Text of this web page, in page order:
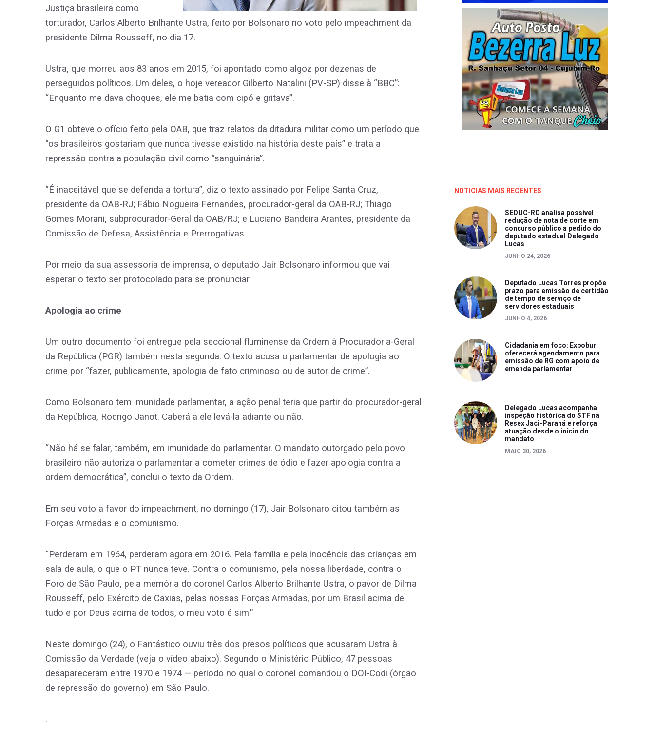
Justiça brasileira como
torturador, Carlos Alberto Brilhante Ustra, feito por Bolsonaro no voto pelo impeachment da
presidente Dilma Rousseff, no dia 17.
Ustra, que morreu aos 83 anos em 2015, foi apontado como algoz por dezenas de
perseguidos políticos. Um deles, o hoje vereador Gilberto Natalini (PV-SP) disse à “BBC”:
“Enquanto me dava choques, ele me batia com cipó e gritava”.
O G1 obteve o ofício feito pela OAB, que traz relatos da ditadura militar como um período que
“os brasileiros gostariam que nunca tivesse existido na história deste país” e trata a
repressão contra a população civil como “sanguinária”.
“É inaceitável que se defenda a tortura”, diz o texto assinado por Felipe Santa Cruz,
presidente da OAB-RJ; Fábio Nogueira Fernandes, procurador-geral da OAB-RJ; Thiago
Gomes Morani, subprocurador-Geral da OAB/RJ; e Luciano Bandeira Arantes, presidente da
Comissão de Defesa, Assistência e Prerrogativas.
Por meio da sua assessoria de imprensa, o deputado Jair Bolsonaro informou que vai
esperar o texto ser protocolado para se pronunciar.
Apologia ao crime
Um outro documento foi entregue pela seccional fluminense da Ordem à Procuradoria-Geral
da República (PGR) também nesta segunda. O texto acusa o parlamentar de apologia ao
crime por “fazer, publicamente, apologia de fato criminoso ou de autor de crime”.
Como Bolsonaro tem imunidade parlamentar, a ação penal teria que partir do procurador-geral
da República, Rodrigo Janot. Caberá a ele levá-la adiante ou não.
“Não há se falar, também, em imunidade do parlamentar. O mandato outorgado pelo povo
brasileiro não autoriza o parlamentar a cometer crimes de ódio e fazer apologia contra a
ordem democrática”, conclui o texto da Ordem.
Em seu voto a favor do impeachment, no domingo (17), Jair Bolsonaro citou também as
Forças Armadas e o comunismo.
“Perderam em 1964, perderam agora em 2016. Pela família e pela inocência das crianças em
sala de aula, o que o PT nunca teve. Contra o comunismo, pela nossa liberdade, contra o
Foro de São Paulo, pela memória do coronel Carlos Alberto Brilhante Ustra, o pavor de Dilma
Rousseff, pelo Exército de Caxias, pelas nossas Forças Armadas, por um Brasil acima de
tudo e por Deus acima de todos, o meu voto é sim.”
Neste domingo (24), o Fantástico ouviu três dos presos políticos que acusaram Ustra à
Comissão da Verdade (veja o vídeo abaixo). Segundo o Ministério Público, 47 pessoas
desapareceram entre 1970 e 1974 — período no qual o coronel comandou o DOI-Codi (órgão
de repressão do governo) em São Paulo.
.
NOTICIAS MAIS RECENTES
SEDUC-RO analisa possível
redução de nota de corte em
concurso público a pedido do
deputado estadual Delegado
Lucas
JUNHO 24, 2026
Deputado Lucas Torres propõe
prazo para emissão de certidão
de tempo de serviço de
servidores estaduais
JUNHO 4, 2026
Cidadania em foco: Expobur
oferecerá agendamento para
emissão de RG com apoio de
emenda parlamentar
Delegado Lucas acompanha
inspeção histórica do STF na
Resex Jaci-Paraná e reforça
atuação desde o início do
mandato
MAIO 30, 2026